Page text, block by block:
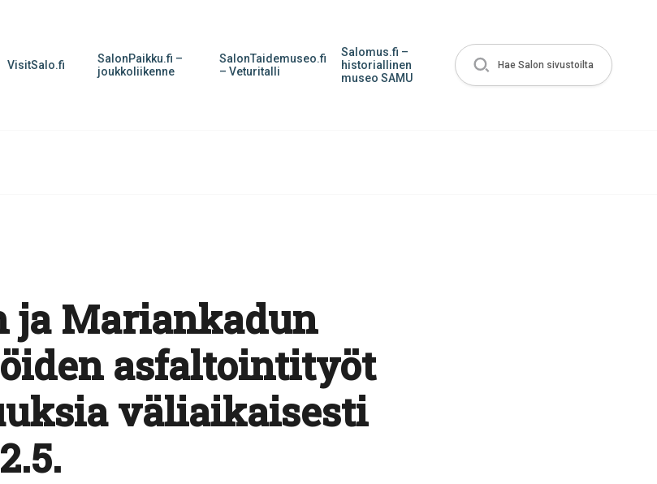
VisitSalo.fi
SalonPaikku.fi –
joukkoliikenne
SalonTaidemuseo.fi
– Veturitalli
Salomus.fi –
historiallinen
museo SAMU
Hae Salon sivustoilta
ja Mariankadun
asfaltointityöt
väliaikaisesti